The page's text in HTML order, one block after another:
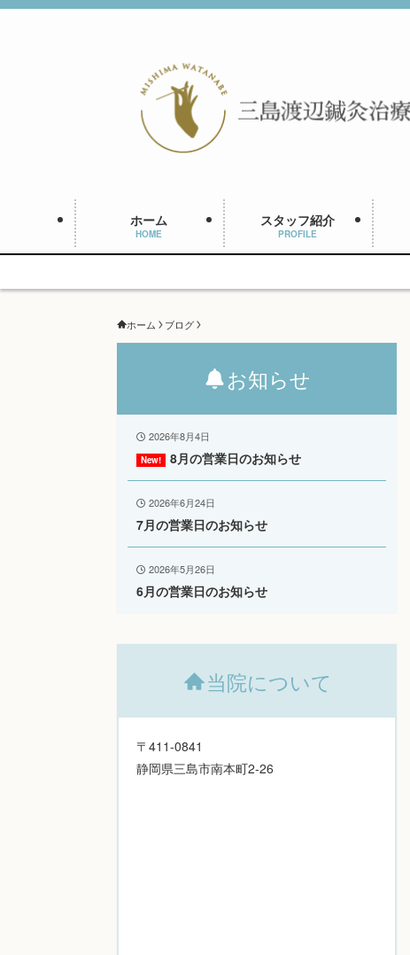
ホーム
HOME
スタッフ紹介
PROFILE
ホーム ブログ
お知らせ
2026年8月4日
8月の営業日のお知らせ
2026年6月24日
7月の営業日のお知らせ
2026年5月26日
6月の営業日のお知らせ
当院について
〒411-0841
静岡県三島市南本町2-26